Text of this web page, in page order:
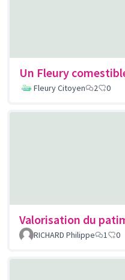
Un Fleury
Fleury Citoyen
2 0
Valorisation du
RICHARD Philippe
1 0